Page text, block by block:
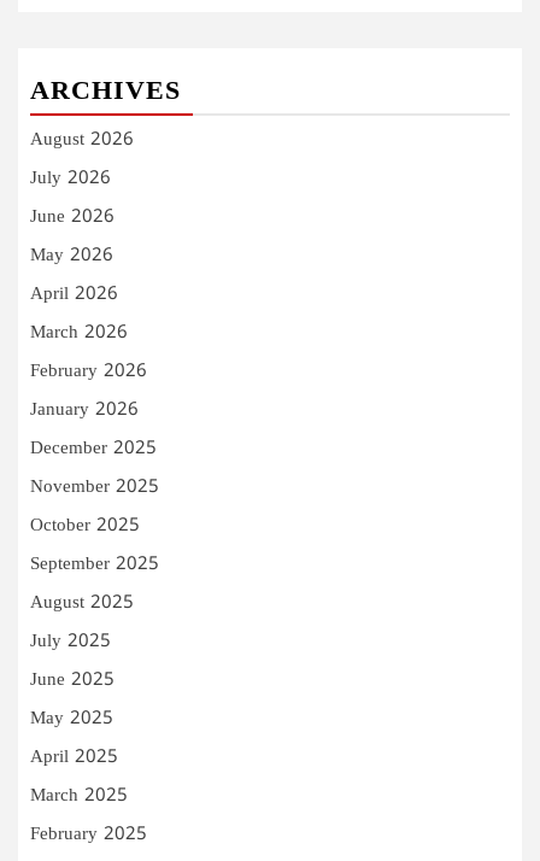
ARCHIVES
August 2026
July 2026
June 2026
May 2026
April 2026
March 2026
February 2026
January 2026
December 2025
November 2025
October 2025
September 2025
August 2025
July 2025
June 2025
May 2025
April 2025
March 2025
February 2025